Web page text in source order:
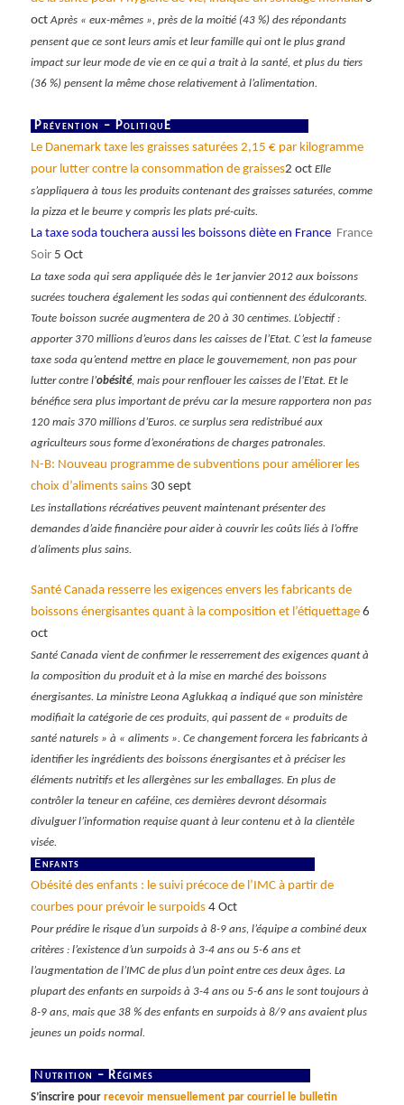
octAprès « eux-mêmes », près de la moitié (43 %) des répondants
pensent que ce sont leurs amis et leur famille qui ont le plus grand
impact sur leur mode de vie en ce qui a trait à la santé, et plus du tiers
(36 %) pensent la même chose relativement à l’alimentation.
Prévention – PolitiquE
Le Danemark taxe les graisses saturées 2,15 € par kilogramme
pour lutter contre la consommation de graisses2 octElle
s’appliquera à tous les produits contenant des graisses saturées, comme
la pizza et le beurre y compris les plats pré-cuits.
La taxe soda touchera aussi les boissons diète en France France
Soir 5 Oct
La taxe soda qui sera appliquée dès le 1er janvier 2012 aux boissons
sucrées touchera également les sodas qui contiennent des édulcorants.
Toute boisson sucrée augmentera de 20 à 30 centimes. L’objectif :
apporter 370 millions d’euros dans les caisses de l’Etat. C’est la fameuse
taxe soda qu’entend mettre en place le gouvernement, non pas pour
lutter contre l’obésité, mais pour renflouer les caisses de l’Etat. Et le
bénéfice sera plus important de prévu car la mesure rapportera non pas
120 mais 370 millions d’Euros. ce surplus sera redistribué aux
agriculteurs sous forme d’exonérations de charges patronales.
N-B: Nouveau programme de subventions pour améliorer les
choix d’aliments sains 30 sept
Les installations récréatives peuvent maintenant présenter des
demandes d’aide financière pour aider à couvrir les coûts liés à l’offre
d’aliments plus sains.
Santé Canada resserre les exigences envers les fabricants de
boissons énergisantes quant à la composition et l’étiquettage 6
oct
SantéCanada vient de confirmer le resserrement des exigences quant à
la composition du produit et à la mise en marché des boissons
énergisantes. La ministre Leona Aglukkaq a indiqué que son ministère
modifiait la catégorie de ces produits, qui passent de « produits de
santé naturels » à « aliments ». Ce changement forcera les fabricants à
identifier les ingrédients des boissons énergisantes et à préciser les
éléments nutritifs et les allergènes sur les emballages. En plus de
contrôler la teneur en caféine, ces dernières devront désormais
divulguer l’information requise quant à leur contenu et à la clientèle
visée.
Enfants
Obésité des enfants : le suivi précoce de l’IMC à partir de
courbes pour prévoir le surpoids 4 Oct
Pour prédire le risque d’un surpoids à 8-9 ans, l’équipe a combiné deux
critères : l’existence d’un surpoids à 3-4 ans ou 5-6 ans et
l’augmentation de l’IMC de plus d’un point entre ces deux âges. La
plupart des enfants en surpoids à 3-4 ans ou 5-6 ans le sont toujours à
8-9 ans, mais que 38 % des enfants en surpoids à 8/9 ans avaient plus
jeunes un poids normal.
N utrition – Régimes
S’inscrire pourrecevoir mensuellement par courriel le bulletin